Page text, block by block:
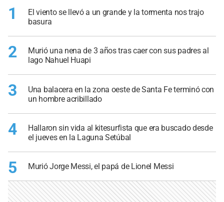
1
El viento se llevó a un grande y la tormenta nos trajo
basura
2
Murió una nena de 3 años tras caer con sus padres al
lago Nahuel Huapi
3
Una balacera en la zona oeste de Santa Fe terminó con
un hombre acribillado
4
Hallaron sin vida al kitesurfista que era buscado desde
el jueves en la Laguna Setúbal
5 Murió Jorge Messi, el papá de Lionel Messi